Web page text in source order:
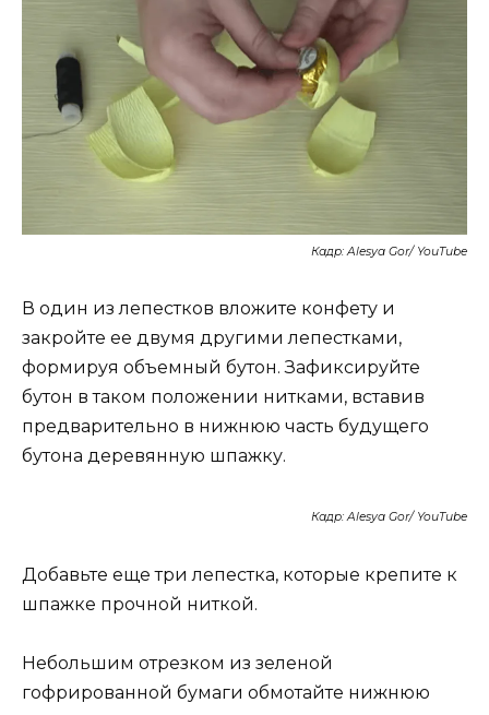
Кадр: Alesya Gor/ YouTube
В один из лепестков вложите конфету и
закройте ее двумя другими лепестками,
формируя объемный бутон. Зафиксируйте
бутон в таком положении нитками, вставив
предварительно в нижнюю часть будущего
бутона деревянную шпажку.
Кадр: Alesya Gor/ YouTube
Добавьте еще три лепестка, которые крепите к
шпажке прочной ниткой.
Небольшим отрезком из зеленой
гофрированной бумаги обмотайте нижнюю